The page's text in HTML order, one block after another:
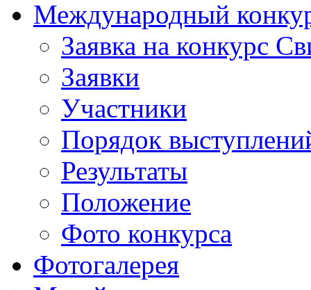
Международный
Заявка на конкурс
Заявки
Участники
Порядок
Результаты
Положение
Фото конкурса
Фотогалерея